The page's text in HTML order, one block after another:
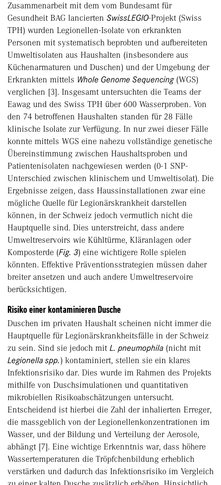
Zusammenarbeit mit dem vom Bundesamt für
Gesundheit BAG lancierten SwissLEGIO-Projekt (Swiss
TPH) wurden Legionellen-Isolate von erkrankten
Personen mit systematisch beprobten und aufbereiteten
Umweltisolaten aus Haushalten (insbesondere aus
Küchenarmaturen und Duschen) und der Umgebung der
Erkrankten mittels Whole Genome Sequencing(WGS)
verglichen [3]. Insgesamt untersuchten die Teams der
Eawag und des Swiss TPH über 600 Wasserproben. Von
den 74 betroffenen Haushalten standen für 28 Fälle
klinische Isolate zur Verfügung. In nur zwei dieser Fälle
konnte mittels WGS eine nahezu vollständige genetische
Übereinstimmung zwischen Haushaltsproben und
Patientenisolaten nachgewiesen werden (0-1 SNP-
Unterschied zwischen klinischem und Umweltisolat). Die
Ergebnisse zeigen, dass Haussinstallationen zwar eine
mögliche Quelle für Legionärskrankheit darstellen
können, in der Schweiz jedoch vermutlich nicht die
Hauptquelle sind. Dies unterstreicht, dass andere
Umweltreservoirs wie Kühltürme, Kläranlagen oder
Komposterde (Fig. 3) eine wichtigere Rolle spielen
könnten. Effektive Präventionsstrategien müssen daher
breiter ansetzen und auch andere Umweltreservoire
berücksichtigen.
Risiko einer kontaminieren Dusche
Duschen im privaten Haushalt scheinen nicht immer die
Hauptquelle für Legionärskrankheitsfälle in der Schweiz
zu sein. Sind sie jedoch mit L. pneumophila (nicht mit
Legionella spp.) kontaminiert, stellen sie ein klares
Infektionsrisiko dar. Dies wurde im Rahmen des Projekts
mithilfe von Duschsimulationen und quantitativen
mikrobiellen Risikoabschätzungen untersucht.
Entscheidend ist hierbei die Zahl der inhalierten Erreger,
die massgeblich von der Legionellenkonzentrationen im
Wasser, und der Bildung und Verteilung der Aerosole,
abhängt [7]. Eine wichtige Erkenntnis war, dass höhere
Wassertemperaturen die Tröpfchenbildung erheblich
verstärken und dadurch das Infektionsrisiko im Vergleich